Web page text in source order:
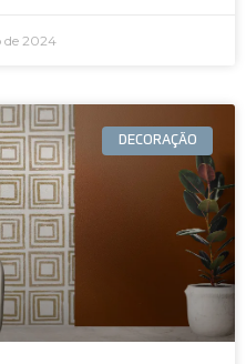
de 2024
DECORAÇÃO